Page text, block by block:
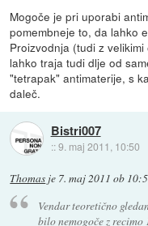
Mogoče je pri uporabi
pomembneje to, da lahko
Proizvodnja (tudi z
lahko traja tudi dlje od
"tetrapak" antimaterije, s
daleč.
Bistri007
::9. maj 2011, 10:50
Thomas je 7. maj 2011 ob
Vendar teoretično
bilo nemogoče z